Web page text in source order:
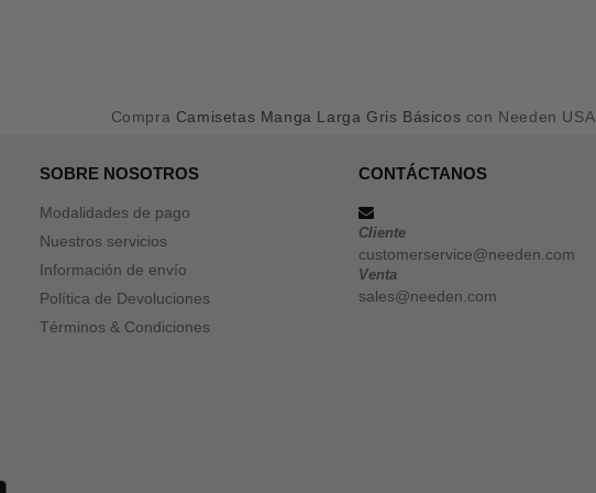
Compra Camisetas Manga Larga Gris Básicos con Needen USA
SOBRE NOSOTROS
Modalidades de pago
Nuestros servicios
Información de envío
Política de Devoluciones
Términos & Condiciones
CONTÁCTANOS
Cliente
customerservice@needen.com
Venta
sales@needen.com